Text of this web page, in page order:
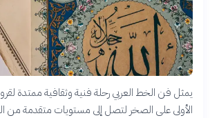
يمثل فن الخط العربي رحلة فنية وثقافية ممتدة
الأولى على الصخر لتصل إلى مستويات متقدمة من